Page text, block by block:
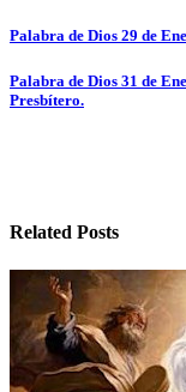
Navegación
de
entradas
Palabra de Dios 29 de
Palabra de Dios 31 de
Presbítero.
Related Posts